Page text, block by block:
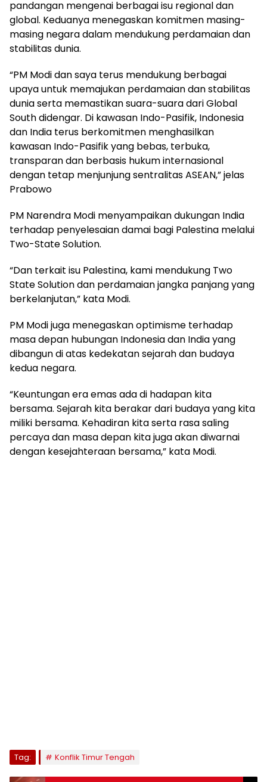
pandangan mengenai berbagai isu regional dan
global. Keduanya menegaskan komitmen masing-
masing negara dalam mendukung perdamaian dan
stabilitas dunia.
“PM Modi dan saya terus mendukung berbagai
upaya untuk memajukan perdamaian dan stabilitas
dunia serta memastikan suara-suara dari Global
South didengar. Di kawasan Indo-Pasifik, Indonesia
dan India terus berkomitmen menghasilkan
kawasan Indo-Pasifik yang bebas, terbuka,
transparan dan berbasis hukum internasional
dengan tetap menjunjung sentralitas ASEAN,” jelas
Prabowo
PM Narendra Modi menyampaikan dukungan India
terhadap penyelesaian damai bagi Palestina melalui
Two-State Solution.
“Dan terkait isu Palestina, kami mendukung Two
State Solution dan perdamaian jangka panjang yang
berkelanjutan,” kata Modi.
PM Modi juga menegaskan optimisme terhadap
masa depan hubungan Indonesia dan India yang
dibangun di atas kedekatan sejarah dan budaya
kedua negara.
“Keuntungan era emas ada di hadapan kita
bersama. Sejarah kita berakar dari budaya yang kita
miliki bersama. Kehadiran kita serta rasa saling
percaya dan masa depan kita juga akan diwarnai
dengan kesejahteraan bersama,” kata Modi.
Tag: Konflik Timur Tengah